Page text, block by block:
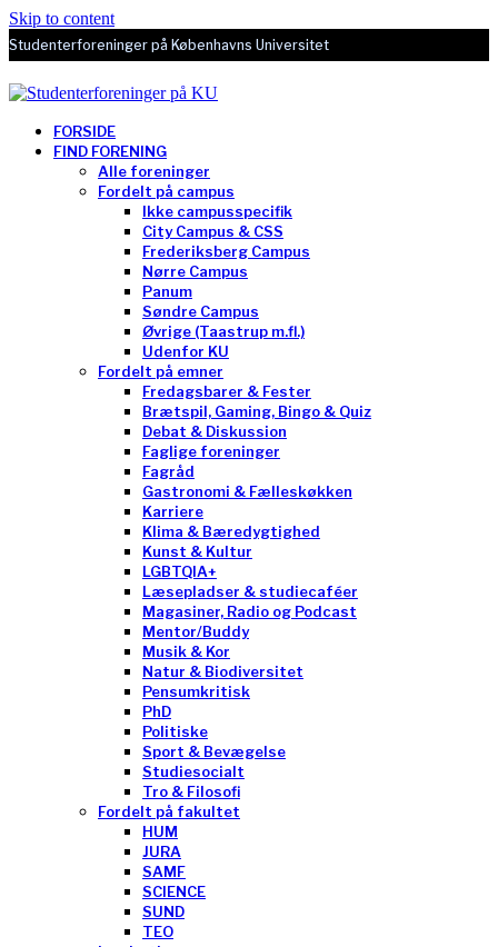
Skip to content
Studenterforeninger på Københavns Universitet
FORSIDE
FIND FORENING
Alle foreninger
Fordelt på campus
Ikke campusspecifik
City Campus & CSS
Frederiksberg Campus
Nørre Campus
Panum
Søndre Campus
Øvrige (Taastrup m.fl.)
Udenfor KU
Fordelt på emner
Fredagsbarer & Fester
Brætspil, Gaming, Bingo & Quiz
Debat & Diskussion
Faglige foreninger
Fagråd
Gastronomi & Fælleskøkken
Karriere
Klima & Bæredygtighed
Kunst & Kultur
LGBTQIA+
Læsepladser & studiecaféer
Magasiner, Radio og Podcast
Mentor/Buddy
Musik & Kor
Natur & Biodiversitet
Pensumkritisk
PhD
Politiske
Sport & Bevægelse
Studiesocialt
Tro & Filosofi
Fordelt på fakultet
HUM
JURA
SAMF
SCIENCE
SUND
TEO